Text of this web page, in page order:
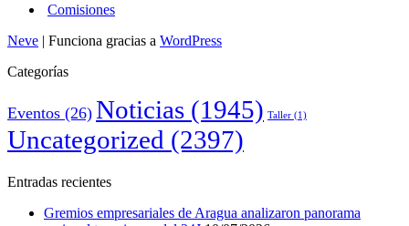
Comisiones
Neve | Funciona gracias a WordPress
Categorías
Eventos (26) Noticias (1945) Taller (1)
Uncategorized (2397)
Entradas recientes
Gremios empresariales de Aragua analizaron panorama